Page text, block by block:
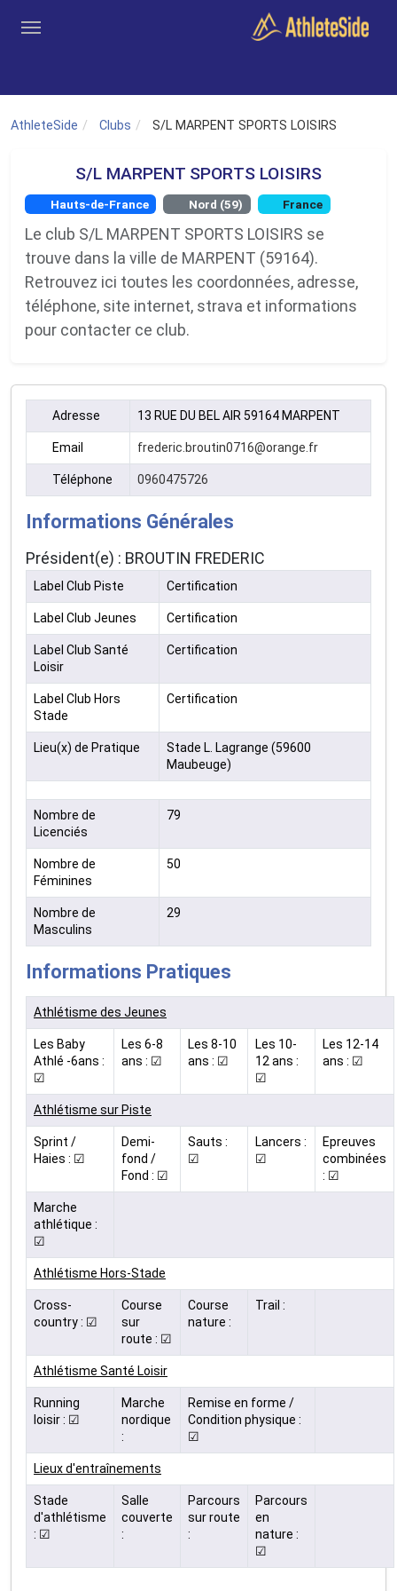
AthleteSide Clubs S/L MARPENT SPORTS LOISIRS
S/L MARPENT SPORTS LOISIRS
Hauts-de-France Nord (59) France
Le club S/L MARPENT SPORTS LOISIRS se
trouve dans la ville de MARPENT (59164).
Retrouvez ici toutes les coordonnées, adresse,
téléphone, site internet, strava et informations
pour contacter ce club.
Adresse 13 RUE DU BEL AIR 59164 MARPENT
Email frederic.broutin0716@orange.fr
Téléphone 0960475726
Informations Générales
Président(e) : BROUTIN FREDERIC
Label Club Piste Certification
Label Club Jeunes Certification
Label Club Santé
Loisir
Certification
Label Club Hors
Stade
Certification
Lieu(x) de Pratique
Stade L. Lagrange (59600
Maubeuge)
Nombre de
Licenciés
79
Nombre de
Féminines
50
Nombre de
Masculins
29
Informations Pratiques
Athlétisme des Jeunes
Les Baby
Athlé -6ans :
☑
Les 6-8
ans : ☑
Les 8-10
ans : ☑
Les 10-
12 ans :
☑
Les 12-14
ans : ☑
Athlétisme sur Piste
Sprint /
Haies : ☑
Demi-
fond /
Fond : ☑
Sauts :
☑
Lancers :
☑
Epreuves
combinées
: ☑
Marche
athlétique :
☑
Athlétisme Hors-Stade
Cross-
country : ☑
Course
sur
route : ☑
Course
nature :
Trail :
Athlétisme Santé Loisir
Running
loisir : ☑
Marche
nordique
:
Remise en forme /
Condition physique :
☑
Lieux d'entraînements
Stade
d'athlétisme
: ☑
Salle
couverte
:
Parcours
sur route
:
Parcours
en
nature :
☑